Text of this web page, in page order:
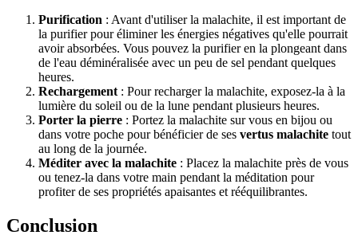
Purification : Avant d'utiliser la malachite, il est important de
la purifier pour éliminer les énergies négatives qu'elle pourrait
avoir absorbées. Vous pouvez la purifier en la plongeant dans
de l'eau déminéralisée avec un peu de sel pendant quelques
heures.
Rechargement : Pour recharger la malachite, exposez-la à la
lumière du soleil ou de la lune pendant plusieurs heures.
Porter la pierre : Portez la malachite sur vous en bijou ou
dans votre poche pour bénéficier de ses vertus malachite tout
au long de la journée.
Méditer avec la malachite : Placez la malachite près de vous
ou tenez-la dans votre main pendant la méditation pour
profiter de ses propriétés apaisantes et rééquilibrantes.
Conclusion